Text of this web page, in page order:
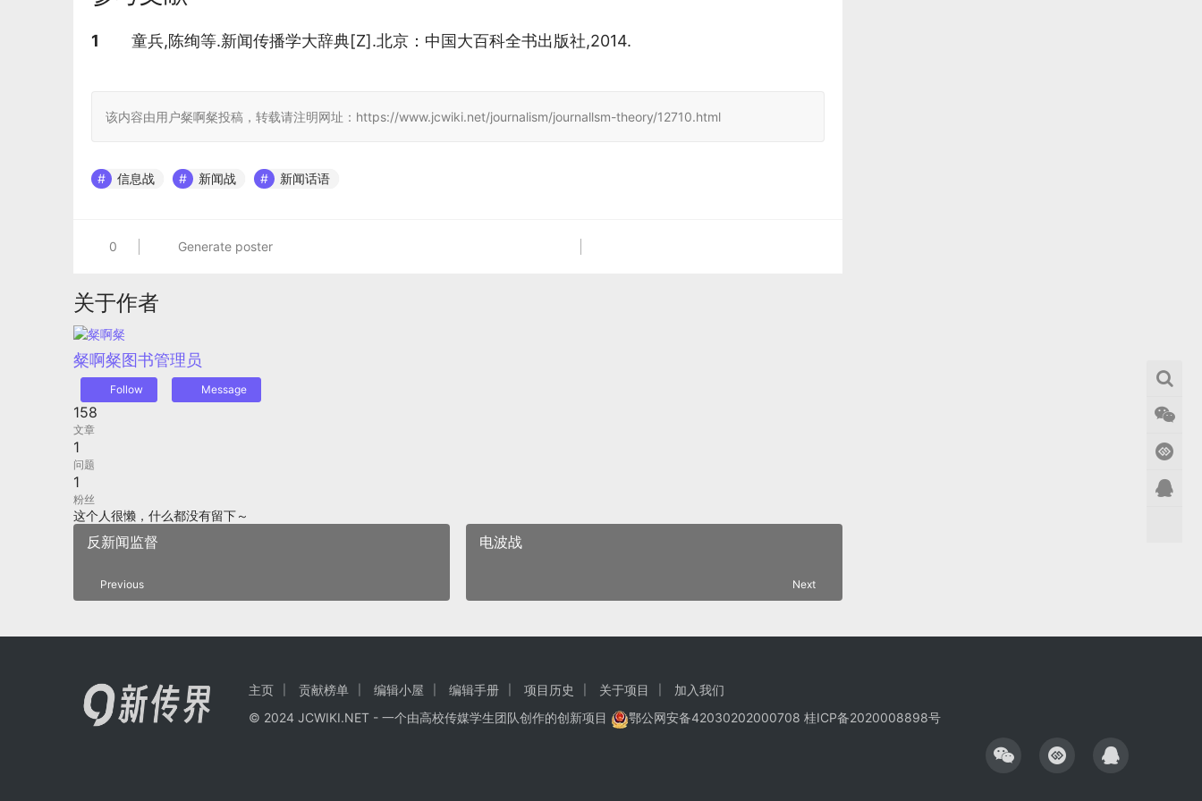
参考文献
1 童兵,陈绚等.新闻传播学大辞典[Z].北京：中国大百科全书出版社,2014.
该内容由用户粲啊粲投稿，转载请注明网址：https://www.jcwiki.net/journalism/journallsm-theory/12710.html
信息战 新闻战 新闻话语
0 Generate poster
关于作者
粲啊粲图书管理员
Follow Message
158
文章
1
问题
1
粉丝
这个人很懒，什么都没有留下～
反新闻监督
Previous
电波战
Next
主页 贡献榜单 编辑小屋 编辑手册 项目历史 关于项目
加入我们
© 2024 JCWIKI.NET - 一个由高校传媒学生团队创作的创新项目 鄂公网安备42030202000708 桂ICP备2020008898号